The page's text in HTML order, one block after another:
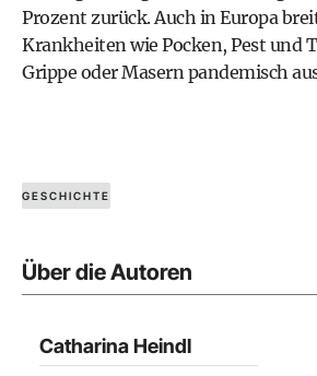
Prozent zurück. Auch in Europa
Krankheiten wie Pocken, Pest und
Grippe oder Masern pandemisch
GESCHICHTE
Über die Autoren
Catharina Heindl